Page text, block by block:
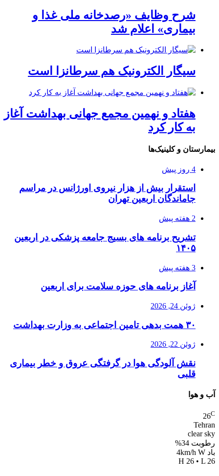
شرح وظایف «رصدخانه ملی غذا و
بیماری» اعلام شد
سیگار الکترونیک هم سرطانزا است
هفتاد و نهمین مجمع جهانی بهداشت آغاز
به کار کرد
بیمارستان و کلینیک‌ها
4 روز پیش
استقرار بیش از هزار نیروی اورژانس در مراسم
جاماندگان اربعین تهران
2 هفته پیش
تشریح برنامه های بسیج جامعه پزشکی در اربعین
۱۴۰۵
3 هفته پیش
آغاز برنامه های حوزه سلامت برای اربعین
ژوئن 24, 2026
۳۰ همت بدهی تامین اجتماعی به وزارت بهداشت
ژوئن 22, 2026
نقش آلودگی هوا در گرفتگی عروق و خطر بیماری
قلبی
آب و هوا
26C
Tehran
clear sky
رطوبت 34%
باد 4km/h W
H 26 • L 26